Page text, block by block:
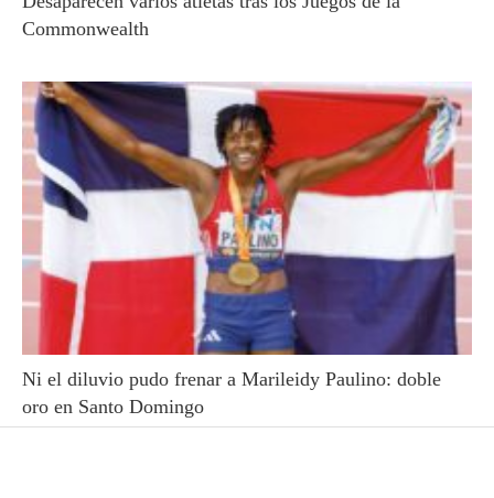
Commonwealth
Ni el diluvio pudo frenar a Marileidy Paulino: doble
oro en Santo Domingo